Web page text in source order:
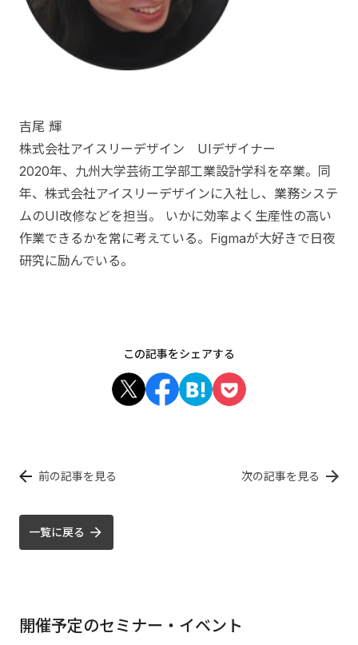
吉尾 輝
株式会社アイスリーデザイン UIデザイナー
2020年、九州大学芸術工学部工業設計学科を卒業。同
年、株式会社アイスリーデザインに入社し、業務システ
ムのUI改修などを担当。 いかに効率よく生産性の高い
作業できるかを常に考えている。Figmaが大好きで日夜
研究に励んでいる。
この記事をシェアする
前の記事を見る 次の記事を見る
一覧に戻る
開催予定のセミナー・イベント